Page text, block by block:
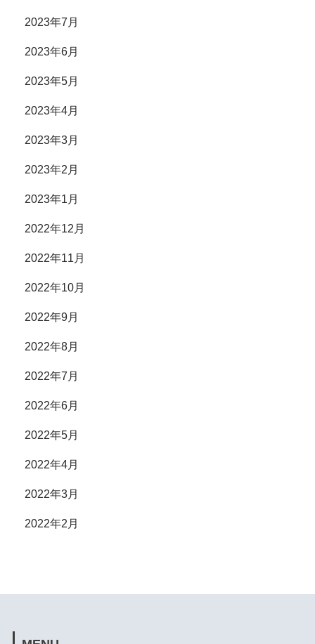
2023年7月
2023年6月
2023年5月
2023年4月
2023年3月
2023年2月
2023年1月
2022年12月
2022年11月
2022年10月
2022年9月
2022年8月
2022年7月
2022年6月
2022年5月
2022年4月
2022年3月
2022年2月